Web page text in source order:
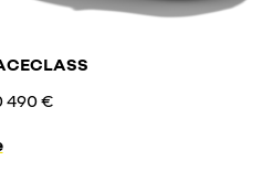
490 €